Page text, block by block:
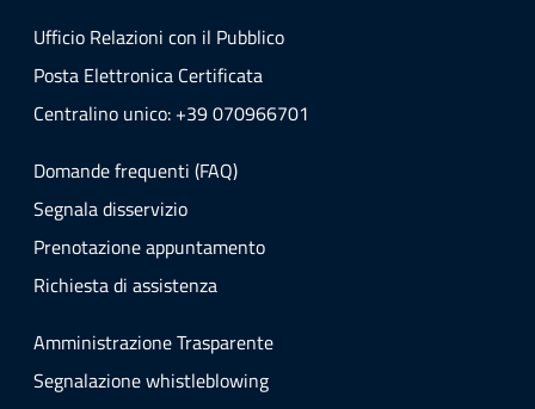
Ufficio Relazioni con il Pubblico
Posta Elettronica Certificata
Centralino unico: +39 070966701
Domande frequenti (FAQ)
Segnala disservizio
Prenotazione appuntamento
Richiesta di assistenza
Amministrazione Trasparente
Segnalazione whistleblowing